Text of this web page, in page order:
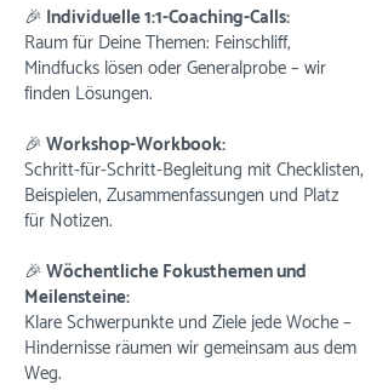
🎉 Individuelle 1:1-Coaching-Calls:
Raum für Deine Themen: Feinschliff,
Mindfucks lösen oder Generalprobe – wir
finden Lösungen.
🎉 Workshop-Workbook:
Schritt-für-Schritt-Begleitung mit Checklisten,
Beispielen, Zusammenfassungen und Platz
für Notizen.
🎉 Wöchentliche Fokusthemen und
Meilensteine:
Klare Schwerpunkte und Ziele jede Woche –
Hindernisse räumen wir gemeinsam aus dem
Weg.